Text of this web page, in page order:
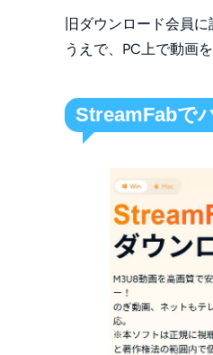
旧ダウンロード会員
うえで、PC上で動画
StreamFabで